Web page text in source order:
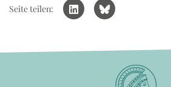
Seite teilen: